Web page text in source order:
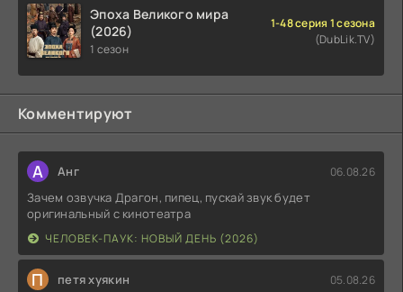
Эпоха Великого мира
(2026)
1 сезон
1-48 серия 1 сезона
(DubLik.TV)
Комментируют
А Анг 06.08.26
Зачем озвучка Драгон, пипец, пускай звук будет
оригинальный с кинотеатра
ЧЕЛОВЕК-ПАУК: НОВЫЙ ДЕНЬ (2026)
П петя хуякин 05.08.26